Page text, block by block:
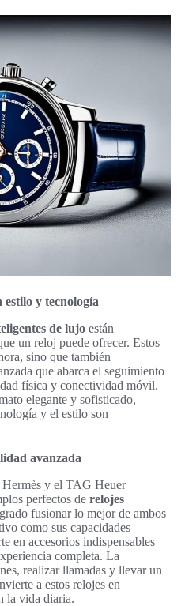
y tecnología
de lujo están
un reloj puede ofrecer. Estos
sino que también
que abarca el seguimiento
física y conectividad móvil.
elegante y sofisticado,
y el estilo son
avanzada
y el TAG Heuer
perfectos de relojes
fusionar lo mejor de ambos
como sus capacidades
en accesorios indispensables
completa. La
realizar llamadas y llevar un
a estos relojes en
la vida diaria.